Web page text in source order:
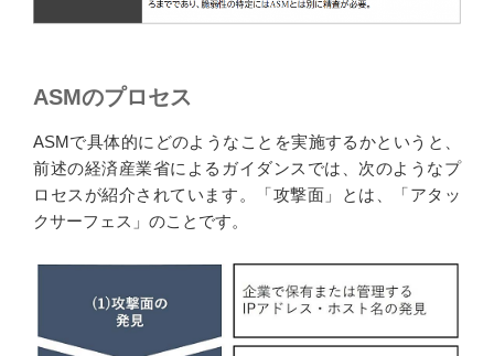
ASMのプロセス
ASMで具体的にどのようなことを実施するかというと、
前述の経済産業省によるガイダンスでは、次のようなプ
ロセスが紹介されています。「攻撃面」とは、「アタッ
クサーフェス」のことです。